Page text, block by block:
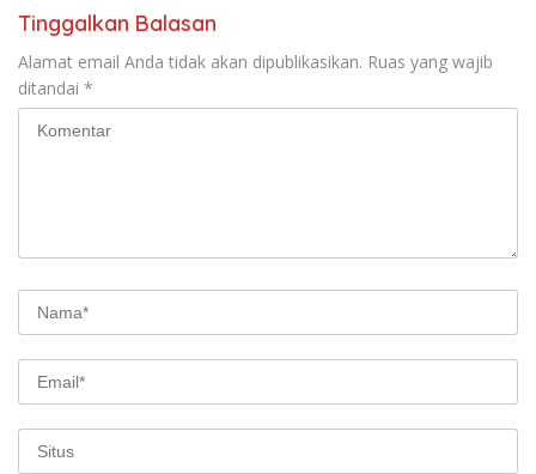
Tinggalkan Balasan
Alamat email Anda tidak akan dipublikasikan. Ruas yang wajib
ditandai *